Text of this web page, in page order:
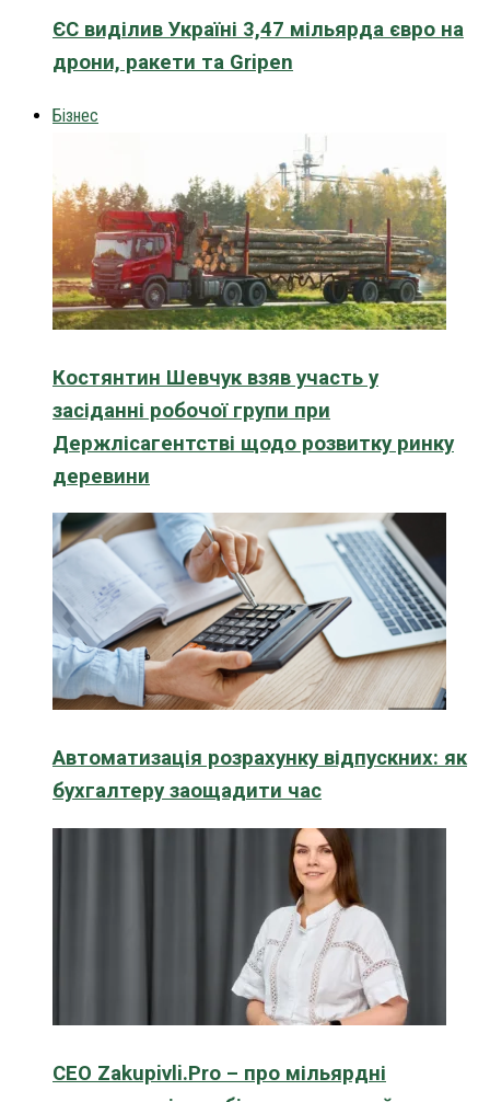
ЄС виділив Україні 3,47 мільярда євро на
дрони, ракети та Gripen
Бізнес
Костянтин Шевчук взяв участь у
засіданні робочої групи при
Держлісагентстві щодо розвитку ринку
деревини
Автоматизація розрахунку відпускних: як
бухгалтеру заощадити час
CEO Zakupivli.Pro – про мільярдні